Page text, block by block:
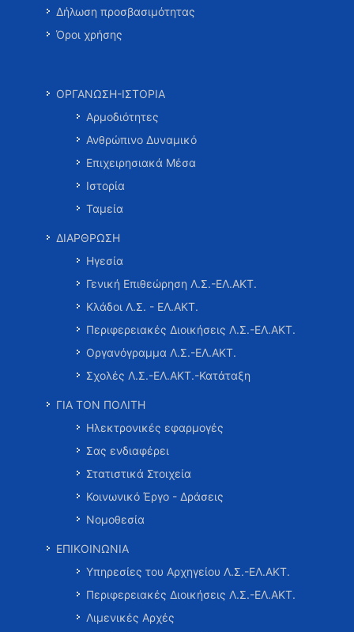
Δήλωση προσβασιμότητας
Όροι χρήσης
ΟΡΓΑΝΩΣΗ-ΙΣΤΟΡΙΑ
Αρμοδιότητες
Ανθρώπινο Δυναμικό
Επιχειρησιακά Μέσα
Ιστορία
Ταμεία
ΔΙΑΡΘΡΩΣΗ
Ηγεσία
Γενική Επιθεώρηση Λ.Σ.-ΕΛ.ΑΚΤ.
Κλάδοι Λ.Σ. - ΕΛ.ΑΚΤ.
Περιφερειακές Διοικήσεις Λ.Σ.-ΕΛ.ΑΚΤ.
Οργανόγραμμα Λ.Σ.-ΕΛ.ΑΚΤ.
Σχολές Λ.Σ.-ΕΛ.ΑΚΤ.-Κατάταξη
ΓΙΑ ΤΟΝ ΠΟΛΙΤΗ
Ηλεκτρονικές εφαρμογές
Σας ενδιαφέρει
Στατιστικά Στοιχεία
Κοινωνικό Έργο - Δράσεις
Νομοθεσία
ΕΠΙΚΟΙΝΩΝΙΑ
Υπηρεσίες του Αρχηγείου Λ.Σ.-ΕΛ.ΑΚΤ.
Περιφερειακές Διοικήσεις Λ.Σ.-ΕΛ.ΑΚΤ.
Λιμενικές Αρχές